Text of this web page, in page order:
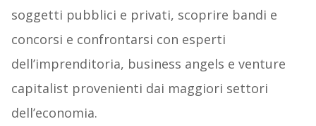
soggetti pubblici e privati, scoprire bandi e
concorsi e confrontarsi con esperti
dell’imprenditoria, business angels e venture
capitalist provenienti dai maggiori settori
dell’economia.